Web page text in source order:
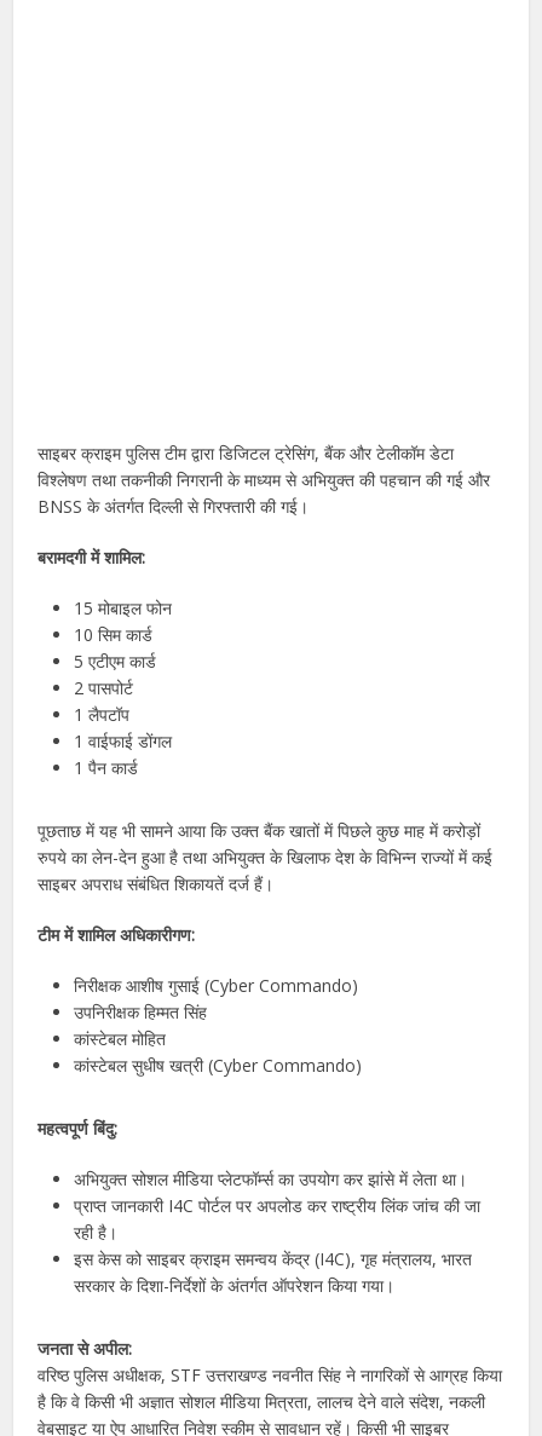
साइबर क्राइम पुलिस टीम द्वारा डिजिटल ट्रेसिंग, बैंक और टेलीकॉम डेटा
विश्लेषण तथा तकनीकी निगरानी के माध्यम से अभियुक्त की पहचान की गई और
BNSS के अंतर्गत दिल्ली से गिरफ्तारी की गई।
बरामदगी में शामिल:
15 मोबाइल फोन
10 सिम कार्ड
5 एटीएम कार्ड
2 पासपोर्ट
1 लैपटॉप
1 वाईफाई डोंगल
1 पैन कार्ड
पूछताछ में यह भी सामने आया कि उक्त बैंक खातों में पिछले कुछ माह में करोड़ों
रुपये का लेन-देन हुआ है तथा अभियुक्त के खिलाफ देश के विभिन्न राज्यों में कई
साइबर अपराध संबंधित शिकायतें दर्ज हैं।
टीम में शामिल अधिकारीगण:
निरीक्षक आशीष गुसाई (Cyber Commando)
उपनिरीक्षक हिम्मत सिंह
कांस्टेबल मोहित
कांस्टेबल सुधीष खत्री (Cyber Commando)
महत्वपूर्ण बिंदु:
अभियुक्त सोशल मीडिया प्लेटफॉर्म्स का उपयोग कर झांसे में लेता था।
प्राप्त जानकारी I4C पोर्टल पर अपलोड कर राष्ट्रीय लिंक जांच की जा
रही है।
इस केस को साइबर क्राइम समन्वय केंद्र (I4C), गृह मंत्रालय, भारत
सरकार के दिशा-निर्देशों के अंतर्गत ऑपरेशन किया गया।
जनता से अपील:
वरिष्ठ पुलिस अधीक्षक, STF उत्तराखण्ड नवनीत सिंह ने नागरिकों से आग्रह किया
है कि वे किसी भी अज्ञात सोशल मीडिया मित्रता, लालच देने वाले संदेश, नकली
वेबसाइट या ऐप आधारित निवेश स्कीम से सावधान रहें। किसी भी साइबर